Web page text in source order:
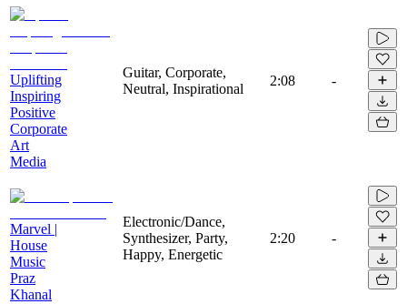
Uplifting
Inspiring
Positive
Corporate
Art
Media
Guitar, Corporate,
Neutral, Inspirational
2:08 -
Marvel |
House
Music
Praz
Khanal
Electronic/Dance,
Synthesizer, Party,
Happy, Energetic
2:20 -